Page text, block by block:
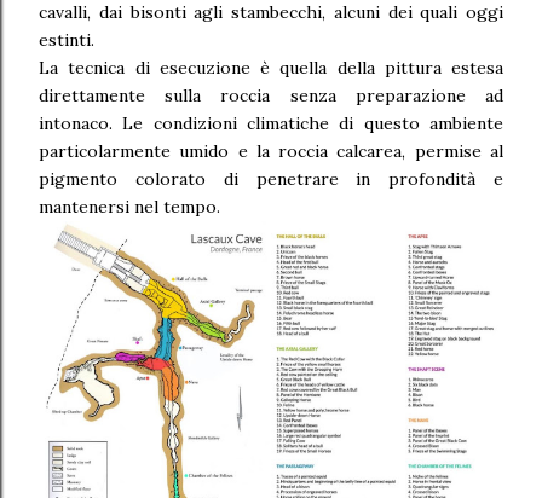
cavalli, dai bisonti agli stambecchi, alcuni dei quali oggi
estinti.
La tecnica di esecuzione è quella della pittura estesa
direttamente sulla roccia senza preparazione ad
intonaco. Le condizioni climatiche di questo ambiente
particolarmente umido e la roccia calcarea, permise al
pigmento colorato di penetrare in profondità e
mantenersi nel tempo.